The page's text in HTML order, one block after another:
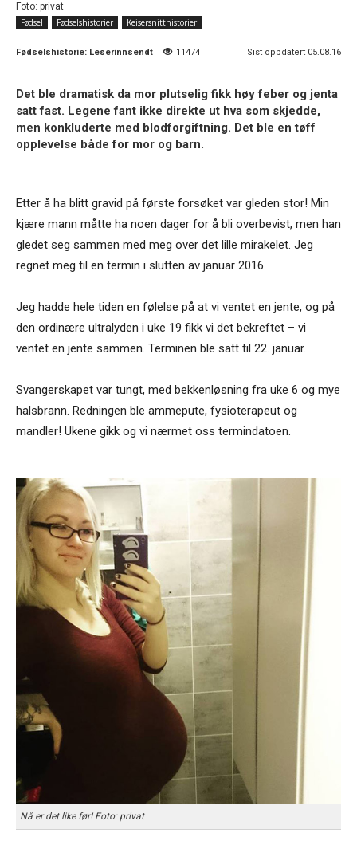
Foto: privat
Fødsel
Fødselshistorier Keisersnitthistorier
Fødselshistorie: Leserinnsendt 11474 Sist oppdatert 05.08.16
Det ble dramatisk da mor plutselig fikk høy feber og jenta
satt fast. Legene fant ikke direkte ut hva som skjedde,
men konkluderte med blodforgiftning. Det ble en tøff
opplevelse både for mor og barn.
Etter å ha blitt gravid på første forsøket var gleden stor! Min
kjære mann måtte ha noen dager for å bli overbevist, men han
gledet seg sammen med meg over det lille mirakelet. Jeg
regnet meg til en termin i slutten av januar 2016.
Jeg hadde hele tiden en følelse på at vi ventet en jente, og på
den ordinære ultralyden i uke 19 fikk vi det bekreftet – vi
ventet en jente sammen. Terminen ble satt til 22. januar.
Svangerskapet var tungt, med bekkenløsning fra uke 6 og mye
halsbrann. Redningen ble ammepute, fysioterapeut og
mandler! Ukene gikk og vi nærmet oss termindatoen.
Nå er det like før! Foto: privat